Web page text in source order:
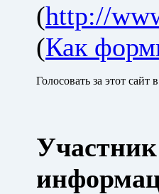
(http://
(Как
Голосовать за этот сайт